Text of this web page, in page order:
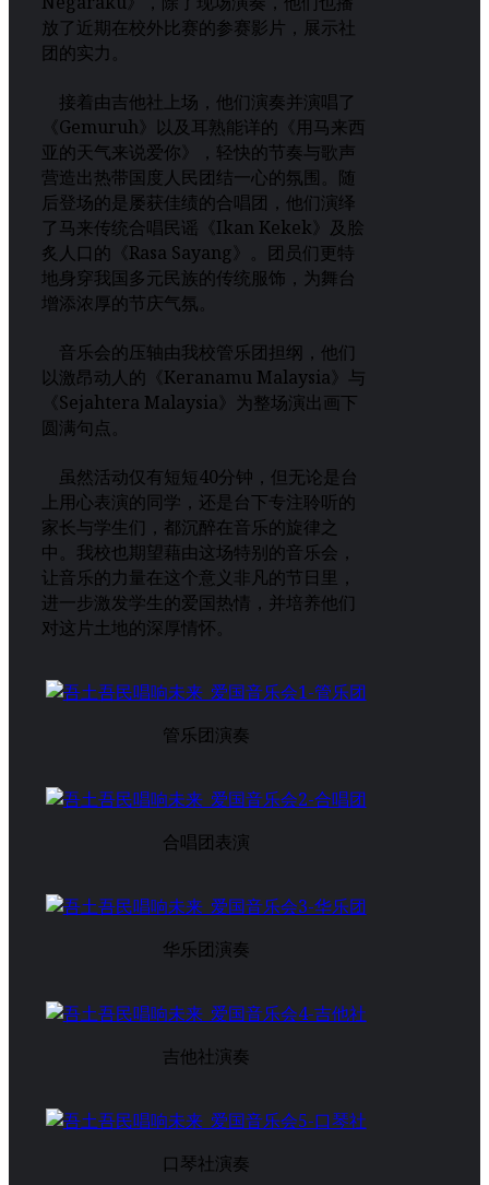
放了近期在校外比赛的参赛影片，展示社
团的实力。
接着由吉他社上场，他们演奏并演唱了
《Gemuruh》以及耳熟能详的《用马来西
亚的天气来说爱你》，轻快的节奏与歌声
营造出热带国度人民团结一心的氛围。随
后登场的是屡获佳绩的合唱团，他们演绎
了马来传统合唱民谣《Ikan Kekek》及脍
炙人口的《Rasa Sayang》。团员们更特
地身穿我国多元民族的传统服饰，为舞台
增添浓厚的节庆气氛。
音乐会的压轴由我校管乐团担纲，他们
以激昂动人的《Keranamu Malaysia》与
《Sejahtera Malaysia》为整场演出画下
圆满句点。
虽然活动仅有短短40分钟，但无论是台
上用心表演的同学，还是台下专注聆听的
家长与学生们，都沉醉在音乐的旋律之
中。我校也期望藉由这场特别的音乐会，
让音乐的力量在这个意义非凡的节日里，
进一步激发学生的爱国热情，并培养他们
对这片土地的深厚情怀。
管乐团演奏
合唱团表演
华乐团演奏
吉他社演奏
口琴社演奏